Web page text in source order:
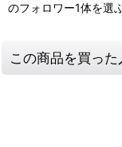
のフォロワー1体を選
この商品を買っ